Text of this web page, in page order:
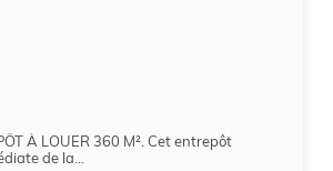
À LOUER 360 M². Cet entrepôt
de la...